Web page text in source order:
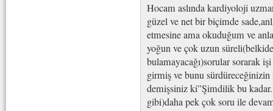
Hocam aslında kardiyoloji
güzel ve net bir biçimde
etmesine ama okuduğum ve
yoğun ve çok uzun
bulamayacağı)sorular sorarak
girmiş ve bunu
demişsiniz ki”Şimdilik bu
gibi)daha pek çok soru ile